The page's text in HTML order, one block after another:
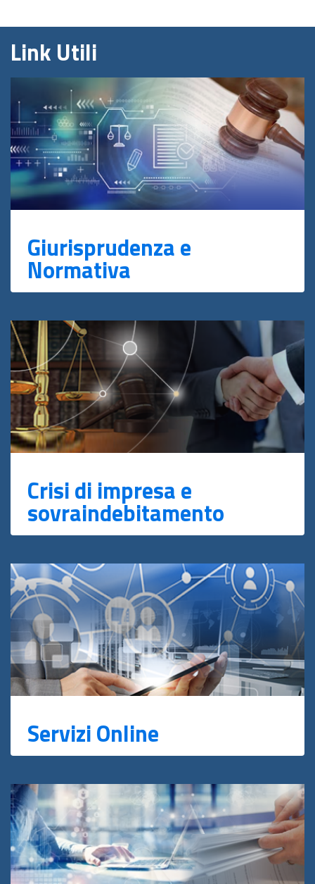
Link Utili
Giurisprudenza e
Normativa
Crisi di impresa e
sovraindebitamento
Servizi Online